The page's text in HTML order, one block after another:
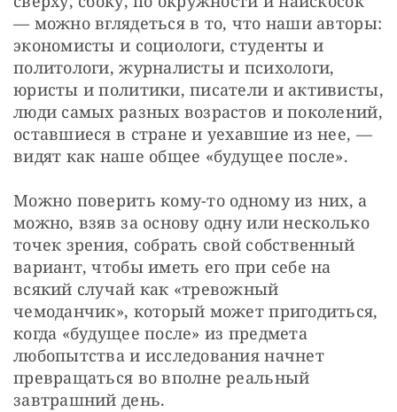
— можно вглядеться в то, что наши авторы:
экономисты и социологи, студенты и
политологи, журналисты и психологи,
юристы и политики, писатели и активисты,
люди самых разных возрастов и поколений,
оставшиеся в стране и уехавшие из нее, —
видят как наше общее «будущее после».
Можно поверить кому-то одному из них, а
можно, взяв за основу одну или несколько
точек зрения, собрать свой собственный
вариант, чтобы иметь его при себе на
всякий случай как «тревожный
чемоданчик», который может пригодиться,
когда «будущее после» из предмета
любопытства и исследования начнет
превращаться во вполне реальный
завтрашний день.